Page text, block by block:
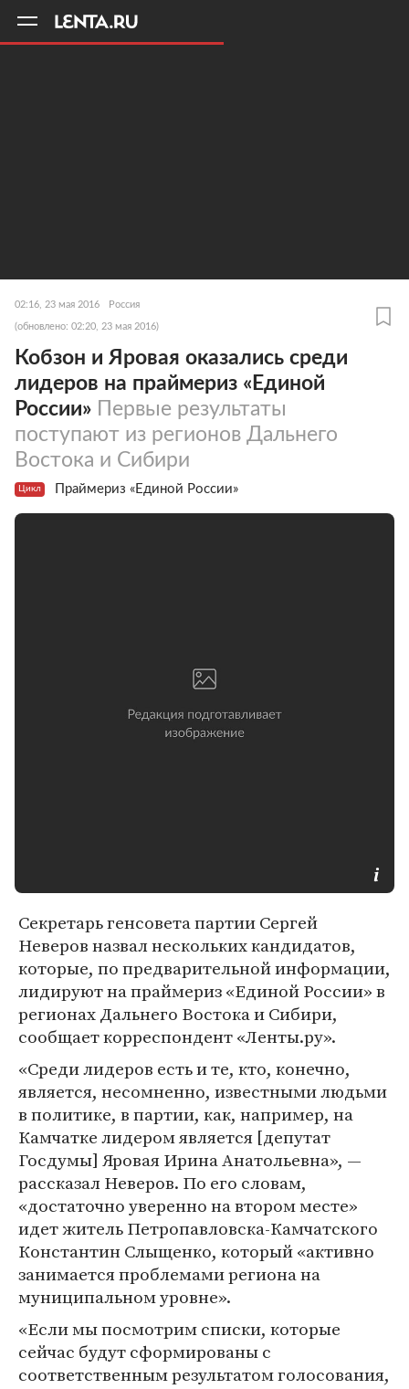
02:16, 23 мая 2016 Россия
(обновлено: 02:20, 23 мая 2016)
Кобзон и Яровая оказались среди
лидеров на праймериз «Единой
России» Первые результаты
поступают из регионов Дальнего
Востока и Сибири
Цикл Праймериз «Единой России»
Секретарь генсовета партии Сергей
Неверов назвал нескольких кандидатов,
которые, по предварительной информации,
лидируют на праймериз «Единой России» в
регионах Дальнего Востока и Сибири,
сообщает корреспондент «Ленты.ру».
«Среди лидеров есть и те, кто, конечно,
является, несомненно, известными людьми
в политике, в партии, как, например, на
Камчатке лидером является [депутат
Госдумы] Яровая Ирина Анатольевна», —
рассказал Неверов. По его словам,
«достаточно уверенно на втором месте»
идет житель Петропавловска-Камчатского
Константин Слыщенко, который «активно
занимается проблемами региона на
муниципальном уровне».
«Если мы посмотрим списки, которые
сейчас будут сформированы с
соответственным результатом голосования,